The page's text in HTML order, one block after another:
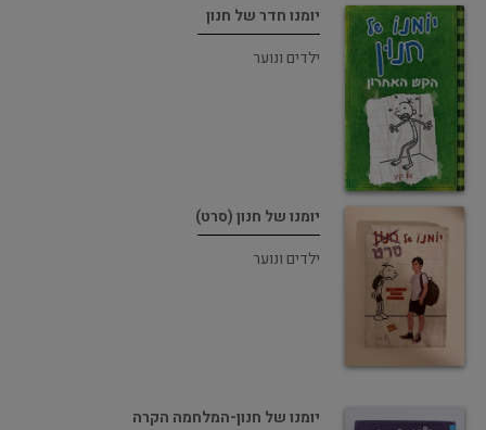
יומנו חדר של חנון
ילדים ונוער
יומנו של חנון (סרט)
ילדים ונוער
יומנו של חנון-המלחמה הקרה